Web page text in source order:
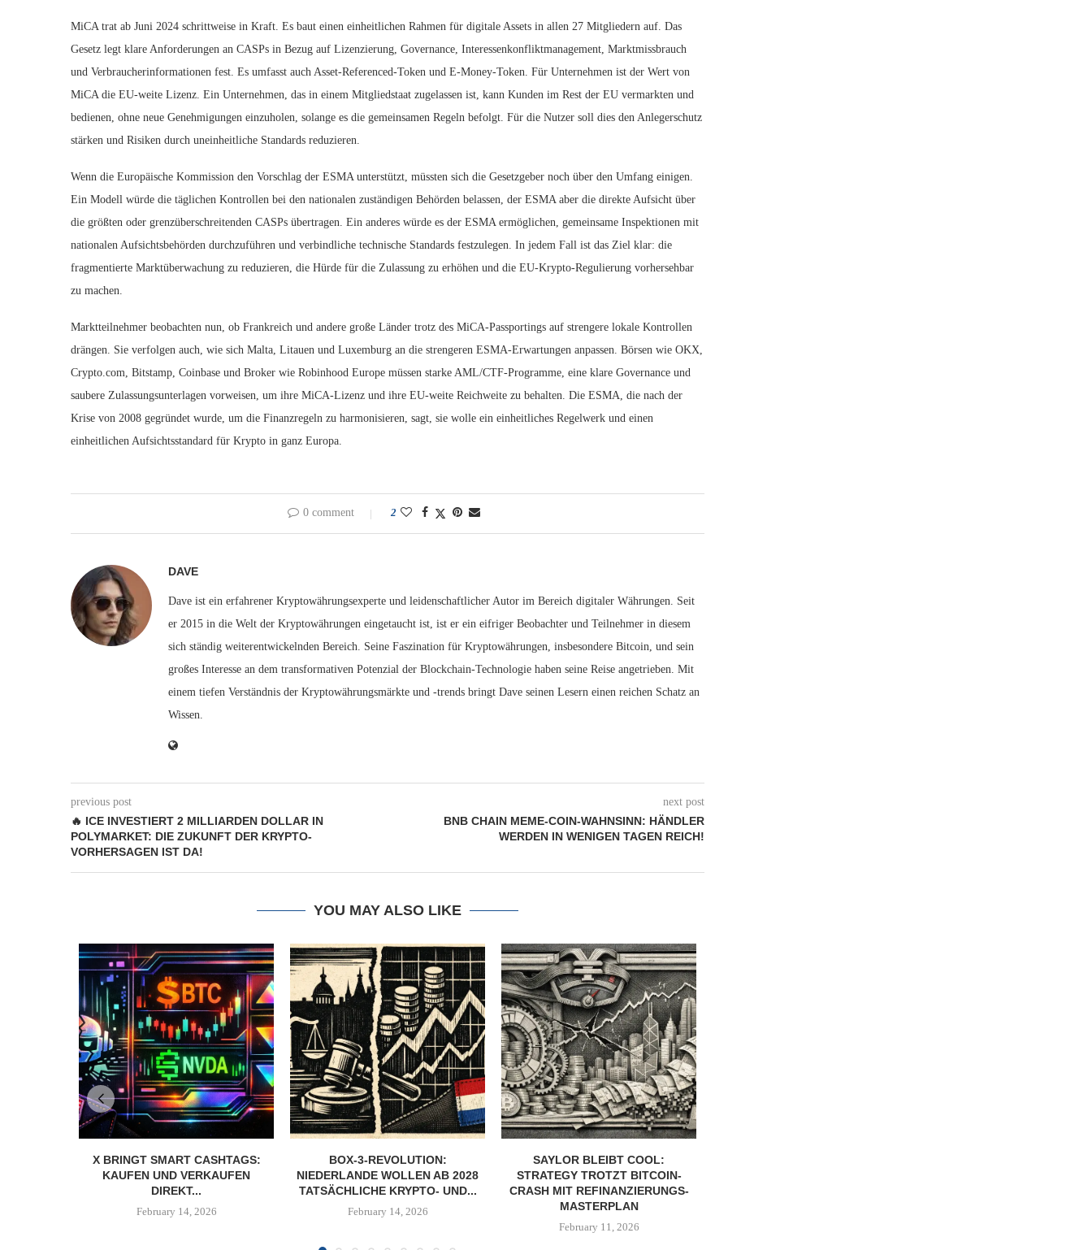
MiCA trat ab Juni 2024 schrittweise in Kraft. Es baut einen einheitlichen Rahmen für digitale Assets in allen 27 Mitgliedern auf. Das
Gesetz legt klare Anforderungen an CASPs in Bezug auf Lizenzierung, Governance, Interessenkonfliktmanagement, Marktmissbrauch
und Verbraucherinformationen fest. Es umfasst auch Asset-Referenced-Token und E-Money-Token. Für Unternehmen ist der Wert von
MiCA die EU-weite Lizenz. Ein Unternehmen, das in einem Mitgliedstaat zugelassen ist, kann Kunden im Rest der EU vermarkten und
bedienen, ohne neue Genehmigungen einzuholen, solange es die gemeinsamen Regeln befolgt. Für die Nutzer soll dies den Anlegerschutz
stärken und Risiken durch uneinheitliche Standards reduzieren.
Wenn die Europäische Kommission den Vorschlag der ESMA unterstützt, müssten sich die Gesetzgeber noch über den Umfang einigen.
Ein Modell würde die täglichen Kontrollen bei den nationalen zuständigen Behörden belassen, der ESMA aber die direkte Aufsicht über
die größten oder grenzüberschreitenden CASPs übertragen. Ein anderes würde es der ESMA ermöglichen, gemeinsame Inspektionen mit
nationalen Aufsichtsbehörden durchzuführen und verbindliche technische Standards festzulegen. In jedem Fall ist das Ziel klar: die
fragmentierte Marktüberwachung zu reduzieren, die Hürde für die Zulassung zu erhöhen und die EU-Krypto-Regulierung vorhersehbar
zu machen.
Marktteilnehmer beobachten nun, ob Frankreich und andere große Länder trotz des MiCA-Passportings auf strengere lokale Kontrollen
drängen. Sie verfolgen auch, wie sich Malta, Litauen und Luxemburg an die strengeren ESMA-Erwartungen anpassen. Börsen wie OKX,
Crypto.com, Bitstamp, Coinbase und Broker wie Robinhood Europe müssen starke AML/CTF-Programme, eine klare Governance und
saubere Zulassungsunterlagen vorweisen, um ihre MiCA-Lizenz und ihre EU-weite Reichweite zu behalten. Die ESMA, die nach der
Krise von 2008 gegründet wurde, um die Finanzregeln zu harmonisieren, sagt, sie wolle ein einheitliches Regelwerk und einen
einheitlichen Aufsichtsstandard für Krypto in ganz Europa.
0 comment 2
DAVE
Dave ist ein erfahrener Kryptowährungsexperte und leidenschaftlicher Autor im Bereich digitaler Währungen. Seit
er 2015 in die Welt der Kryptowährungen eingetaucht ist, ist er ein eifriger Beobachter und Teilnehmer in diesem
sich ständig weiterentwickelnden Bereich. Seine Faszination für Kryptowährungen, insbesondere Bitcoin, und sein
großes Interesse an dem transformativen Potenzial der Blockchain-Technologie haben seine Reise angetrieben. Mit
einem tiefen Verständnis der Kryptowährungsmärkte und -trends bringt Dave seinen Lesern einen reichen Schatz an
Wissen.
previous post
🔥 ICE INVESTIERT 2 MILLIARDEN DOLLAR IN
POLYMARKET: DIE ZUKUNFT DER KRYPTO-
VORHERSAGEN IST DA!
next post
BNB CHAIN MEME-COIN-WAHNSINN: HÄNDLER
WERDEN IN WENIGEN TAGEN REICH!
YOU MAY ALSO LIKE
X BRINGT SMART CASHTAGS:
KAUFEN UND VERKAUFEN
DIREKT...
February 14, 2026
BOX-3-REVOLUTION:
NIEDERLANDE WOLLEN AB 2028
TATSÄCHLICHE KRYPTO- UND...
February 14, 2026
SAYLOR BLEIBT COOL:
STRATEGY TROTZT BITCOIN-
CRASH MIT REFINANZIERUNGS-
MASTERPLAN
February 11, 2026